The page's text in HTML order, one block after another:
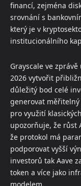
financí, zejména
srovnání s
který je v
institucionálního
Grayscale ve
2026 vytvořit
důležitý bod celé
generovat
pro využití
upozorňuje, že růst
že protokol má
podporovat vyšší
investorů tak Aave
token a více jako